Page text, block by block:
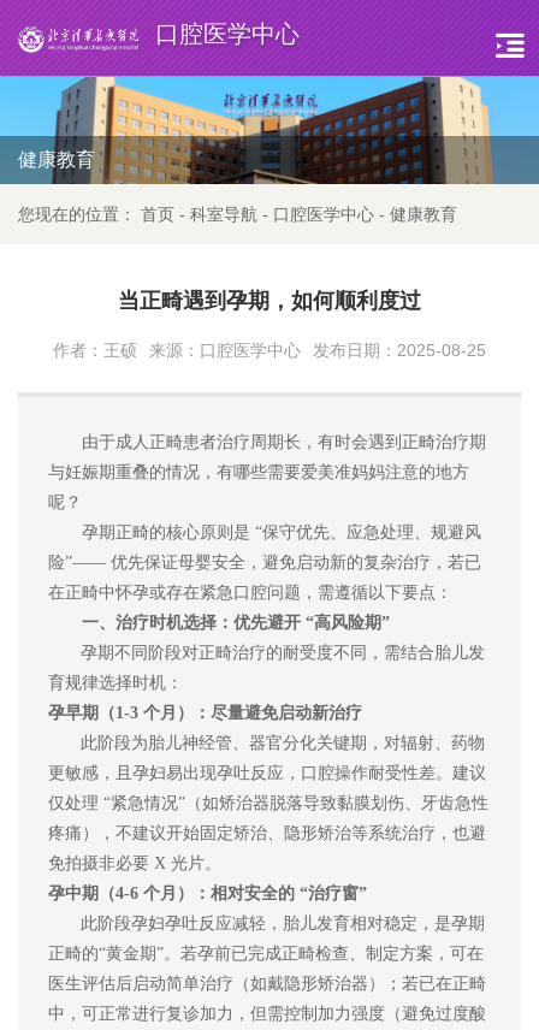
口腔医学中心
健康教育
您现在的位置： 首页 - 科室导航 - 口腔医学中心 - 健康教育
当正畸遇到孕期，如何顺利度过
作者：王硕 来源：口腔医学中心 发布日期：2025-08-25
由于成人正畸患者治疗周期长，有时会遇到正畸治疗期
与妊娠期重叠的情况，有哪些需要爱美准妈妈注意的地方
呢？
孕期正畸的核心原则是 “保守优先、应急处理、规避风
险”—— 优先保证母婴安全，避免启动新的复杂治疗，若已
在正畸中怀孕或存在紧急口腔问题，需遵循以下要点：
一、治疗时机选择：优先避开 “高风险期”
孕期不同阶段对正畸治疗的耐受度不同，需结合胎儿发
育规律选择时机：
孕早期（1-3 个月）：尽量避免启动新治疗
此阶段为胎儿神经管、器官分化关键期，对辐射、药物
更敏感，且孕妇易出现孕吐反应，口腔操作耐受性差。建议
仅处理 “紧急情况”（如矫治器脱落导致黏膜划伤、牙齿急性
疼痛），不建议开始固定矫治、隐形矫治等系统治疗，也避
免拍摄非必要 X 光片。
孕中期（4-6 个月）：相对安全的 “治疗窗”
此阶段孕妇孕吐反应减轻，胎儿发育相对稳定，是孕期
正畸的“黄金期”。若孕前已完成正畸检查、制定方案，可在
医生评估后启动简单治疗（如戴隐形矫治器）；若已在正畸
中，可正常进行复诊加力，但需控制加力强度（避免过度酸